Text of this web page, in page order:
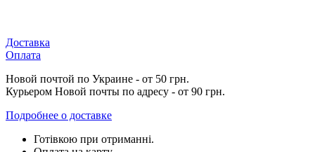
Доставка
Оплата
Новой почтой по Украине - от 50 грн.
Курьером Новой почты по адресу - от 90 грн.
Подробнее о доставке
Готівкою при отриманні.